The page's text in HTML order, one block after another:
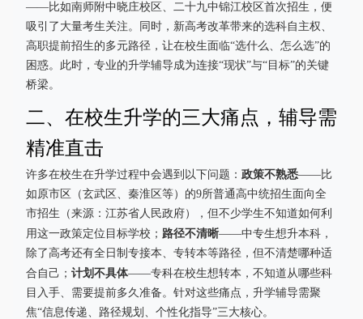
——比如南师附中晓庄校区、二十九中锦江校区首次招生，便
吸引了大量考生关注。同时，新高考改革带来的选科自主权、
高职提前招生的多元路径，让在校生面临“选什么、怎么选”的
困惑。此时，专业的升学辅导成为连接“现状”与“目标”的关键
桥梁。
二、在校生升学的三大痛点，辅导需
精准直击
许多在校生在升学过程中会遇到以下问题： 政策不熟悉——比
如原市区（玄武区、秦淮区等）的9所普通高中统招生面向全
市招生（来源：江苏省人民政府），但不少学生不知道如何利
用这一政策定位目标学校； 路径不清晰——中专生想升本科，
除了高考还有全日制专接本、专转本等路径，但不清楚哪种适
合自己； 计划不具体——专科在校生想转本，不知道从哪些科
目入手、需要提前多久准备。针对这些痛点，升学辅导需聚
焦“信息传递、路径规划、个性化指导”三大核心。